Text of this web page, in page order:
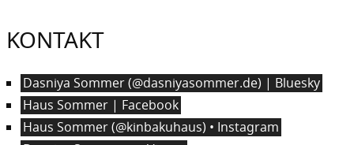
KONTAKT
Dasniya Sommer (@dasniyasommer.de) | Bluesky
Haus Sommer | Facebook
Haus Sommer (@kinbakuhaus) • Instagram